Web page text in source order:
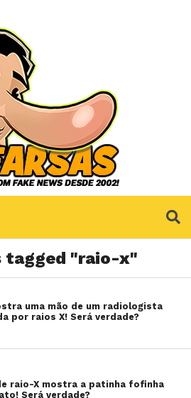
tagged "raio-x"
uma mão de um radiologista
por raios X! Será verdade?
raio-X mostra a patinha fofinha
Será verdade?